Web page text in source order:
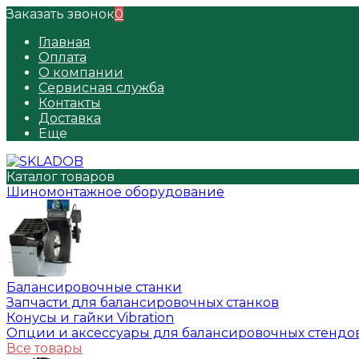
Заказать звонок0
Главная
Оплата
О компании
Сервисная служба
Контакты
Доставка
Еще
Каталог товаров
Шиномонтажное оборудование
Балансировочные станки
Запчасти для балансировочных станков
Конусы и гайки Vibration
Опции и аксессуары для балансировочных
Все товары